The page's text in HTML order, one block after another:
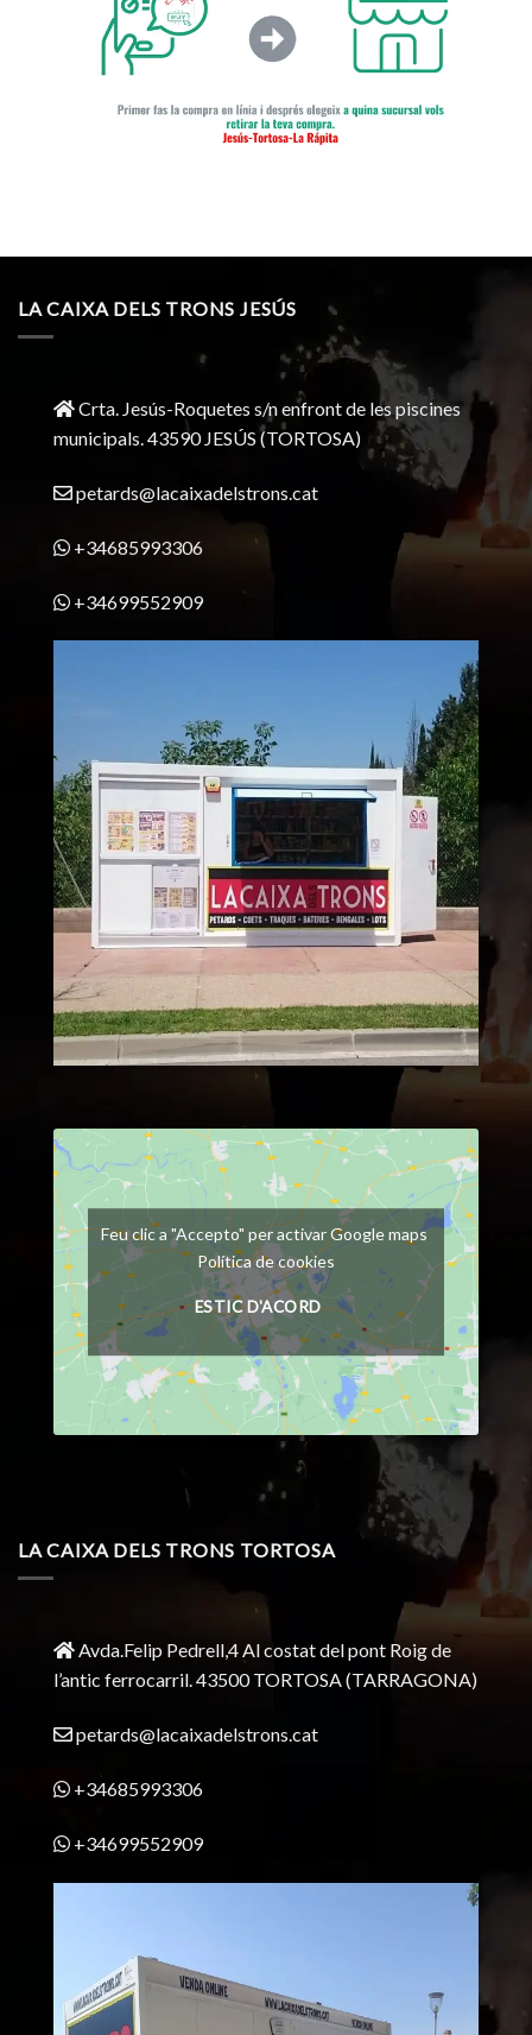
LA CAIXA DELS TRONS JESÚS
Crta. Jesús-Roquetes s/n enfront de les piscines
municipals. 43590 JESÚS (TORTOSA)
petards@lacaixadelstrons.cat
+34685993306
+34699552909
Feu clic a "Accepto" per activar Google maps
Política de cookies
ESTIC D'ACORD
LA CAIXA DELS TRONS TORTOSA
Avda.Felip Pedrell,4 Al costat del pont Roig de
l’antic ferrocarril.43500 TORTOSA(TARRAGONA)
petards@lacaixadelstrons.cat
+34685993306
+34699552909